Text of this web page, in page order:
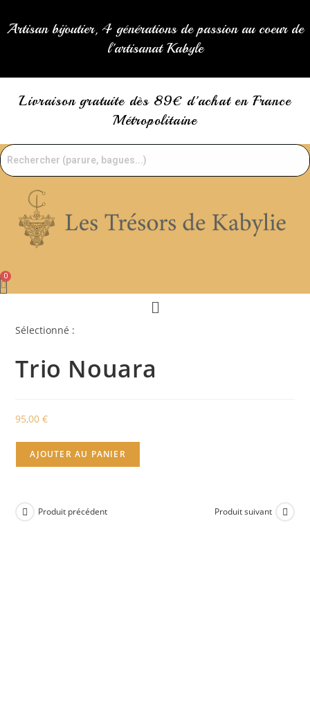
Artisan bijoutier, 4 générations de passion au coeur de
l'artisanat Kabyle
Livraison gratuite dès 89€ d'achat en France
Métropolitaine
Menu
Sélectionné :
Trio Nouara
95,00€
quantité
de
AJOUTER AU PANIER
Produit précédent Produit suivant